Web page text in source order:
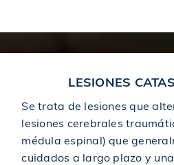
LESIONES
Se trata de lesiones que
lesiones cerebrales
médula espinal) que
cuidados a largo plazo y
$1,700,000
resbalón y caída
$1,750,000 Premiado en un
$1,750,000 Premiado en un